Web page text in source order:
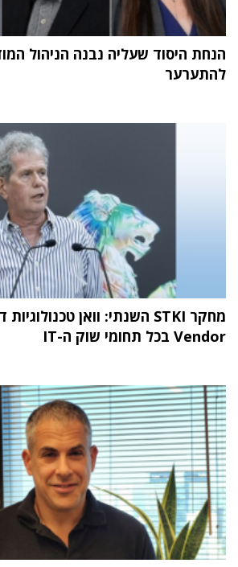
הנחת היסוד שעליה נבנה הניהול
להתערער
Vendor בכל תחומי שוק ה-IT